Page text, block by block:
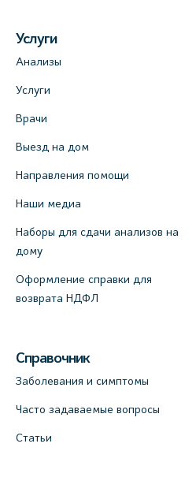
Пестеля, 25А
Медицинский центр на
пр., 4 (официальный
Медицинский центр на
5 (официальный
+7 (812) 660-73-69
Медицинский центр на
Просвещения, 12к2
Услуги
Анализы
Услуги
Врачи
Выезд на дом
Направления помощи
Наши медиа
Наборы для сдачи анализов на
дому
Оформление справки для
возврата НДФЛ
Справочник
Заболевания и симптомы
Часто задаваемые вопросы
Статьи